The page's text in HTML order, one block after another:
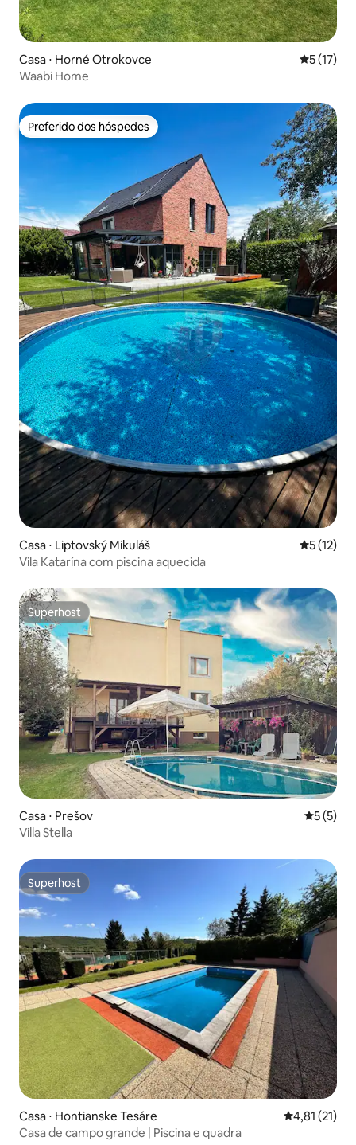
Casa ⋅ Horné Otrokovce 5 de uma
5 (17)
Waabi Home
Preferido dos hóspedes
Preferido dos hóspedes
Casa ⋅ Liptovský Mikuláš 5 de uma
5 (12)
Vila Katarína com piscina aquecida
Superhost
Superhost
Casa ⋅ Prešov 5 de
5 (5)
Villa Stella
Superhost
Superhost
Casa ⋅ Hontianske Tesáre 4,81 de uma
4,81 (21)
Casa de campo grande | Piscina e quadra